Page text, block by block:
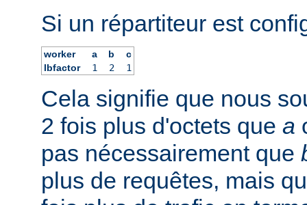
Si un répartiteur est
worker a b
c
lbfactor
1 2 1
Cela signifie que nous
2 fois plus d'octets que a
pas nécessairement que
plus de requêtes, mais